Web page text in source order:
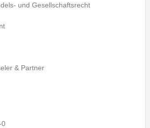
und Gesellschaftsrecht
& Partner
0